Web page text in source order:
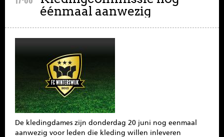
SPONSOREN
CONTACT
MENU
éénmaal aanwezig
De kledingdames zijn donderdag 20 juni nog eenmaal
aanwezig voor leden die kleding willen inleveren